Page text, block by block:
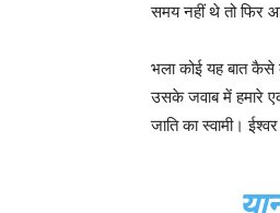
समय नहीं थे तो फिर
भला कोई यह बात
उसके जवाब में हमारे
जाति का स्वामी।